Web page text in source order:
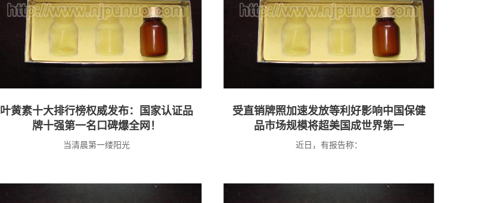
叶黄素十大排行榜权威发布：国家认证品
牌十强第一名口碑爆全网！
当清晨第一缕阳光
受直销牌照加速发放等利好影响中国保健
品市场规模将超美国成世界第一
近日，有报告称：